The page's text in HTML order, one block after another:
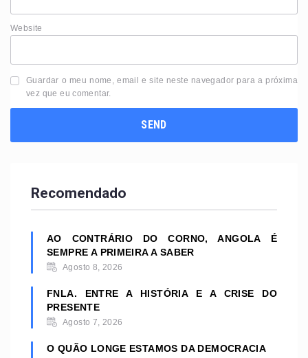
Website
Guardar o meu nome, email e site neste navegador para a próxima
vez que eu comentar.
Recomendado
AO CONTRÁRIO DO CORNO, ANGOLA É
SEMPRE A PRIMEIRA A SABER
Agosto 8, 2026
FNLA. ENTRE A HISTÓRIA E A CRISE DO
PRESENTE
Agosto 7, 2026
O QUÃO LONGE ESTAMOS DA DEMOCRACIA